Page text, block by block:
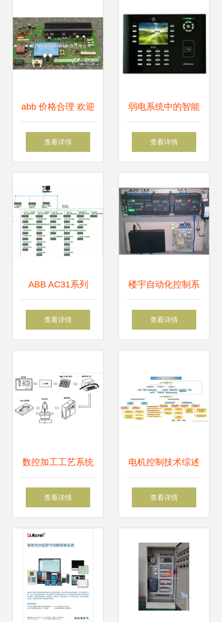
警仪价格及报价分
析——聚焦机电商
与弱电系统集成
应用
abb 价格合理 欢迎
询价 dsqc506图片
系统网
查看详情
弱电系统中的智能
终端 西可门禁考勤
机的应用与价值
查看详情
ABB AC31系列
PLC在水电站公用
电控制系统中的应
用
查看详情
楼宇自动化控制系
统的配置基础 构建
素
查看详情
数控加工工艺系统
的基本组成及其在
查看详情
电机控制技术综述
从基础理论到机电
查看详情